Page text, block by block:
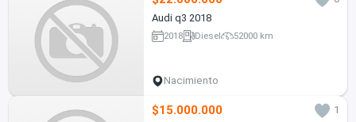
Audi q3 2018
2018 Diesel 52000 km
Nacimiento
$15.000.000
1